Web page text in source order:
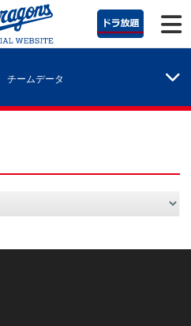
チームデータ